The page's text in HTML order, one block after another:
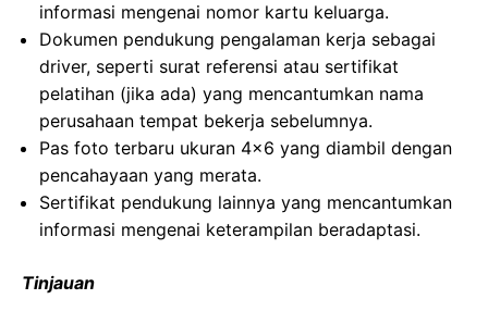
informasi mengenai nomor kartu keluarga.
Dokumen pendukung pengalaman kerja sebagai
driver, seperti surat referensi atau sertifikat
pelatihan (jika ada) yang mencantumkan nama
perusahaan tempat bekerja sebelumnya.
Pas foto terbaru ukuran 4×6 yang diambil dengan
pencahayaan yang merata.
Sertifikat pendukung lainnya yang mencantumkan
informasi mengenai keterampilan beradaptasi.
Tinjauan